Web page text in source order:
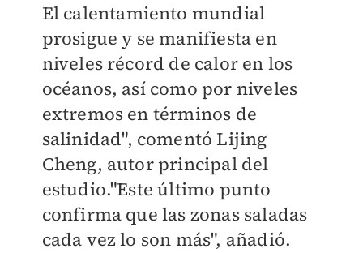
El calentamiento mundial
prosigue y se manifiesta en
niveles récord de calor en los
océanos, así como por niveles
extremos en términos de
salinidad", comentó Lijing
Cheng, autor principal del
estudio."Este último punto
confirma que las zonas saladas
cada vez lo son más", añadió.